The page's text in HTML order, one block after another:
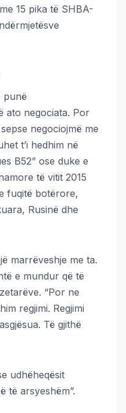
15 pika të SHBA-
punë
ato negociata. Por
negociojmë me
t’i hedhim në
B52” ose duke e
të vitit 2015
fuqitë botërore,
Rusinë dhe
marrëveshje me ta.
e mundur që të
“Por ne
regjimi. Regjimi
Të gjithë
udhëheqësit
të arsyeshëm”.